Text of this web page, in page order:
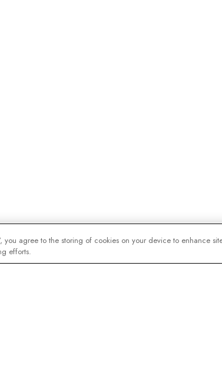
you agree to the storing of cookies on your device to enhance
efforts.